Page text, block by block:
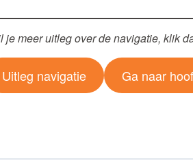
meer uitleg over de navigatie, klik
Uitleg navigatie Ga naar